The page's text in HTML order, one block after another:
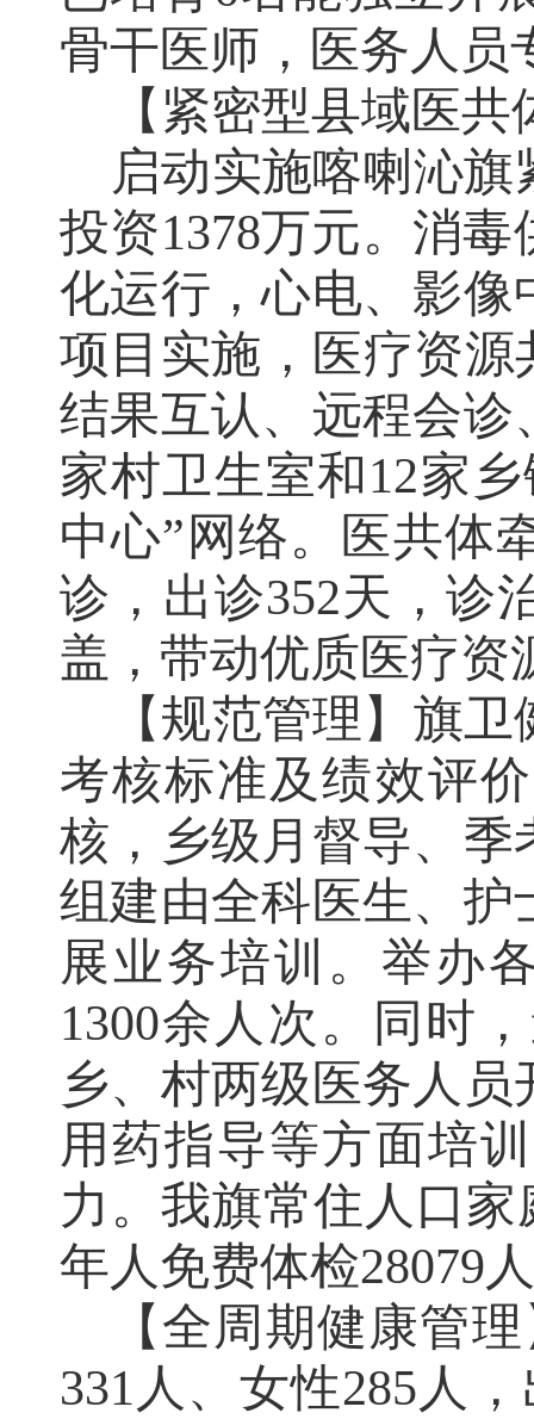
骨干医师，医务人员
【紧密型县域医
启动实施喀喇沁
投资1378万元。消毒
化运行，心电、影像
项目实施，医疗资源
结果互认、远程会
家村卫生室和12家
中心” 网络。医共体
诊，出诊352天，诊
盖，带动优质医疗资
【规范管理】 旗卫
考核标准及绩效评
核，乡级月督导、季
组建由全科医生、
展业务培训。举办
1300余人次。同时，
乡、 村两级医务人员
用药指导等方面培
力 。我旗常住人口家
年人免费体检28079
【全周期健康管
331 人、女性285 人